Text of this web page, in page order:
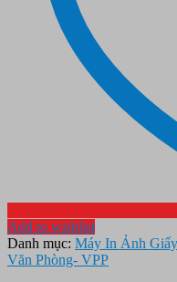
Add to wishlist
Danh mục: Máy In Ảnh
Văn Phòng- VPP